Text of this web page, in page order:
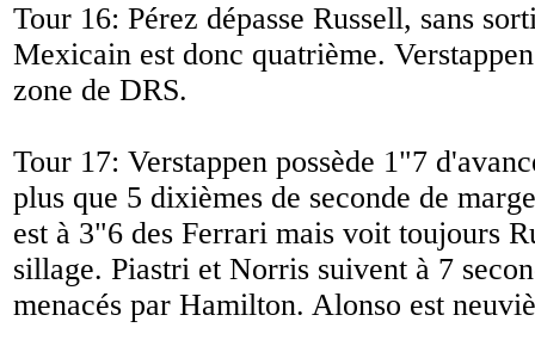
Tour 16: Pérez dépasse Russell, sans
Mexicain est donc quatrième.
zone de DRS.
Tour 17: Verstappen possède 1"7
plus que 5 dixièmes de seconde de
est à 3"6 des Ferrari mais voit toujours
sillage. Piastri et Norris suivent à 7
menacés par Hamilton. Alonso est